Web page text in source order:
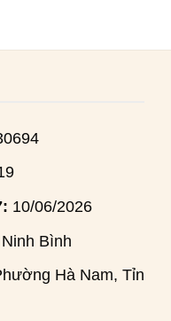
10/06/2026
Bình
Hà Nam, Tỉnh